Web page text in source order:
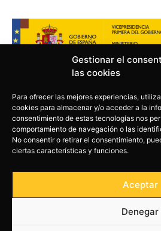
Gestionar el
las cookies
Para ofrecer las mejores experiencias,
cookies para almacenar y/o acceder a la
consentimiento de estas tecnologías nos
comportamiento de navegación o las
No consentir o retirar el consentimiento,
ciertas características y funciones.
Aceptar
Denegar
Copyright © EL DESVÁN PRODUCCIONES.
Diseño Web Agencia